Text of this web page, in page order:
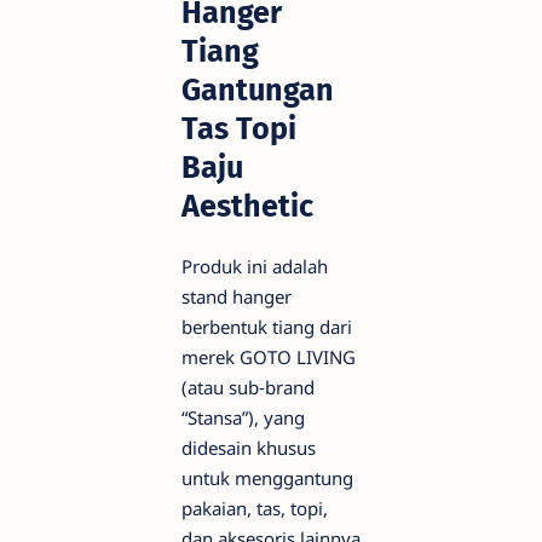
Hanger
Tiang
Gantungan
Tas Topi
Baju
Aesthetic
Produk ini adalah
stand hanger
berbentuk tiang dari
merek GOTO LIVING
(atau sub‑brand
“Stansa”), yang
didesain khusus
untuk menggantung
pakaian, tas, topi,